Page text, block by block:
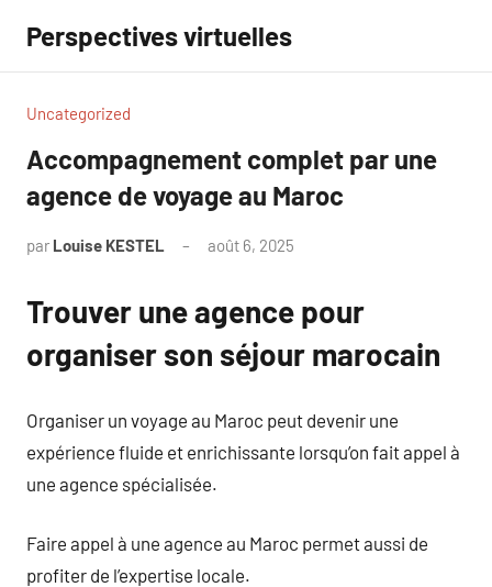
contenu
Perspectives virtuelles
Uncategorized
Accompagnement complet par une
agence de voyage au Maroc
par Louise KESTEL août 6, 2025
Trouver une agence pour
organiser son séjour marocain
Organiser un voyage au Maroc peut devenir une
expérience fluide et enrichissante lorsqu’on fait appel à
une agence spécialisée.
Faire appel à une agence au Maroc permet aussi de
profiter de l’expertise locale.